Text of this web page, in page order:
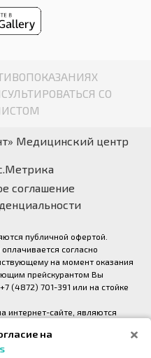
СО
Медицинский центр
соглашение
публичной офертой.
согласно
на момент оказания
прейскурантом Вы
(4872) 701-391 или на стойке
интернет-сайте, являются
«Медрейд»)
на